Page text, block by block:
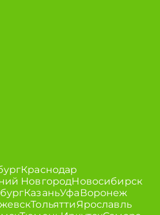
Краснодар
НовгородНовосибирск
КазаньУфаВоронеж
ТольяттиЯрославль